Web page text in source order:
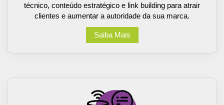
técnico, conteúdo estratégico e link building para atrair
clientes e aumentar a autoridade da sua marca.
Saiba Mais